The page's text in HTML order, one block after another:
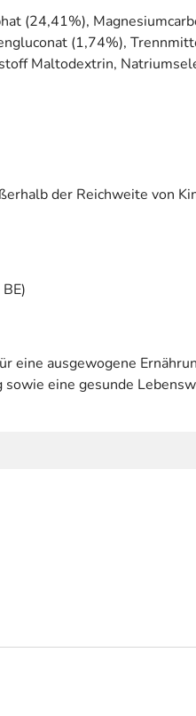
(24,41%),
(1,74%),
Maltodextrin,
der Reichweite von
eine ausgewogene
eine gesunde